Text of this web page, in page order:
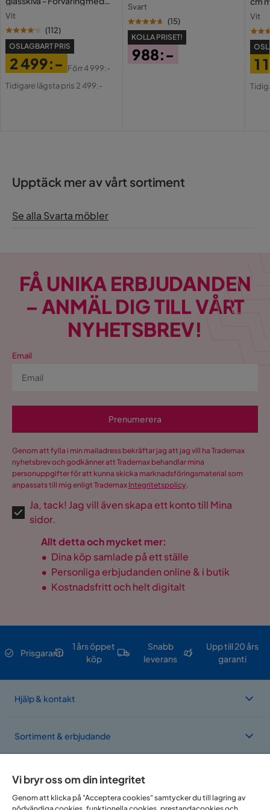
Vit
(112)
OSLAGBART PRIS
Pris
2 499:-
Original
Förr4 999:-
Tidigare lägsta pris 2 499:-
Svart
(15)
KOLLA PRISET!
988:-
Vit
1
Upptäck mer av vårt sortiment
Se alla Svarta möbler
FÅ UNIKA ERBJUDANDEN
– ANMÄL DIG TILL VÅRT
NYHETSBREV!
Email
Prenumerera
Genom att fylla i min mailadress bekräftar jag att jag vill ha Trademax
nyhetsbrev och godkänner att Trademax behandlar mina
personuppgifter för att kunna skicka marknadsföringsmaterial som
anpassats till mig enligt Trademax Integritetspolicy.
Ja, tack! Jag vill även skapa ett konto till Mina
sidor.
Allt detta och mycket mer:
• Dina köp samlade på ett ställe
• Personliga erbjudanden online & i butik
• Kostnadsfritt och helt digitalt
Prisgaranti
1 års öppet
köp
Snabb
leverans
Upp till 20 års
garanti
Hjälp & kontakt
Sortiment & erbjudande
Vi bryr oss om din integritet
Genom att klicka på "Acceptera cookies" samtycker du till lagring av